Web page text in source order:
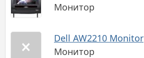
Монитор
Dell AW2210 Monitor
Монитор